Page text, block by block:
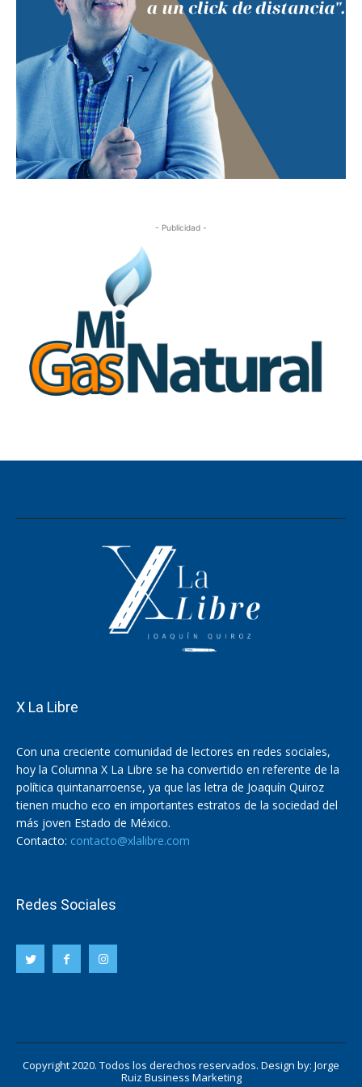
X La Libre
Con una creciente comunidad de lectores en redes sociales,
hoy la Columna X La Libre se ha convertido en referente de la
política quintanarroense, ya que las letra de Joaquín Quiroz
tienen mucho eco en importantes estratos de la sociedad del
más joven Estado de México.
Contacto: contacto@xlalibre.com
Redes Sociales
Copyright 2020. Todos los derechos reservados. Design by: Jorge
Ruiz Business Marketing